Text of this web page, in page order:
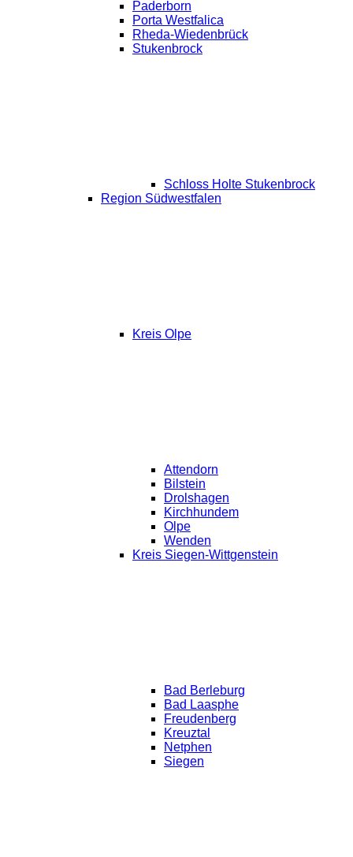
Paderborn
Porta Westfalica
Rheda-Wiedenbrück
Stukenbrock
Schloss Holte Stukenbrock
Region Südwestfalen
Kreis Olpe
Attendorn
Bilstein
Drolshagen
Kirchhundem
Olpe
Wenden
Kreis Siegen-Wittgenstein
Bad Berleburg
Bad Laasphe
Freudenberg
Kreuztal
Netphen
Siegen